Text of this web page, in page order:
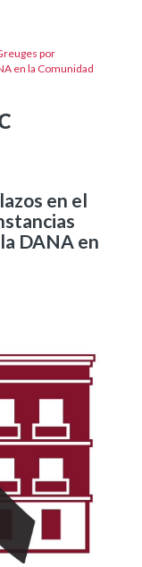
por
en la Comunidad
en el
DANA en